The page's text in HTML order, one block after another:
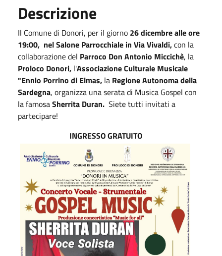
Descrizione
Il Comune di Donori, per il giorno 26 dicembre alle ore
19:00, nel Salone Parrocchiale in Via Vivaldi,con la
collaborazione del Parroco Don Antonio Miccichè, la
Proloco Donori, l'Associazione Culturale Musicale
"Ennio Porrino di Elmas, la Regione Autonoma della
Sardegna, organizza una serata di Musica Gospel con
la famosaSherrita Duran. Siete tutti invitati a
partecipare!
INGRESSO GRATUITO